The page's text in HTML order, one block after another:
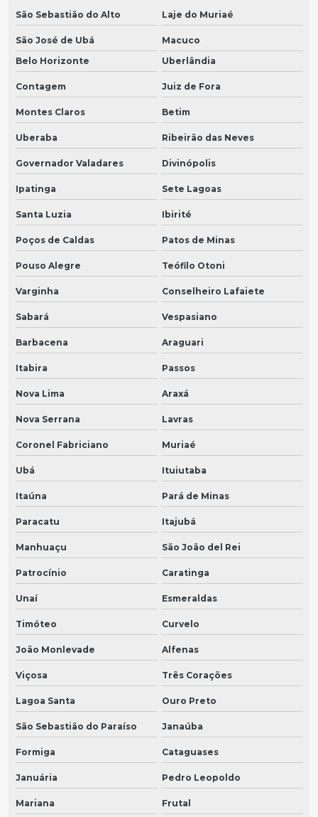
São Sebastião do Alto Laje do Muriaé
São José de Ubá
Macuco
Belo Horizonte
Uberlândia
Contagem Juiz de Fora
Montes Claros Betim
Uberaba Ribeirão das Neves
Governador Valadares Divinópolis
Ipatinga Sete Lagoas
Santa Luzia Ibirité
Poços de Caldas Patos de Minas
Pouso Alegre Teófilo Otoni
Varginha Conselheiro Lafaiete
Sabará Vespasiano
Barbacena Araguari
Itabira Passos
Nova Lima Araxá
Nova Serrana Lavras
Coronel Fabriciano Muriaé
Ubá Ituiutaba
Itaúna Pará de Minas
Paracatu Itajubá
Manhuaçu São João del Rei
Patrocínio Caratinga
Unaí Esmeraldas
Timóteo Curvelo
João Monlevade Alfenas
Viçosa Três Corações
Lagoa Santa Ouro Preto
São Sebastião do Paraíso Janaúba
Formiga Cataguases
Januária Pedro Leopoldo
Mariana Frutal